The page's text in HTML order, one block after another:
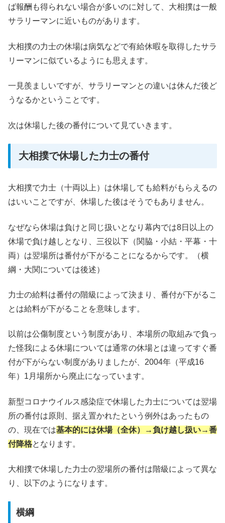
ば報酬も得られない場合が多いのに対して、大相撲は一般
サラリーマンに近いものがあります。
大相撲の力士の休場は病気などで有給休暇を取得したサラ
リーマンに似ているようにも思えます。
一見羨ましいですが、サラリーマンとの違いは休んだ後ど
うなるかということです。
次は休場した後の番付について見ていきます。
大相撲で休場した力士の番付
大相撲で力士（十両以上）は休場しても給料がもらえるの
はいいことですが、休場した後はそうでもありません。
なぜなら休場は負けと同じ扱いとなり幕内では8日以上の
休場で負け越しとなり、三役以下（関脇・小結・平幕・十
両）は翌場所は番付が下がることになるからです。（横
綱・大関については後述）
力士の給料は番付の階級によって決まり、番付が下がるこ
とは給料が下がることを意味します。
以前は公傷制度という制度があり、本場所の取組みで負っ
た怪我による休場については通常の休場とは違ってすぐ番
付が下がらない制度がありましたが、2004年（平成16
年）1月場所から廃止になっています。
新型コロナウイルス感染症で休場した力士については翌場
所の番付は原則、据え置かれたという例外はあったもの
の、現在では基本的には休場（全休）→負け越し扱い→番
付降格となります。
大相撲で休場した力士の翌場所の番付は階級によって異な
り、以下のようになります。
横綱